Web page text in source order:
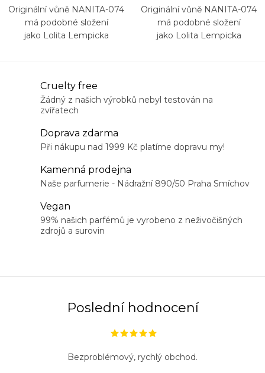
Originální vůně NANITA-074
má podobné složení
jako Lolita Lempicka
Originální vůně NANITA-074
má podobné složení
jako Lolita Lempicka
Cruelty free
Žádný z našich výrobků nebyl testován na
zvířatech
Doprava zdarma
Při nákupu nad 1999 Kč platíme dopravu my!
Kamenná prodejna
Naše parfumerie - Nádražní 890/50 Praha Smíchov
Vegan
99% našich parfémů je vyrobeno z neživočišných
zdrojů a surovin
Poslední hodnocení
Bezproblémový, rychlý obchod.